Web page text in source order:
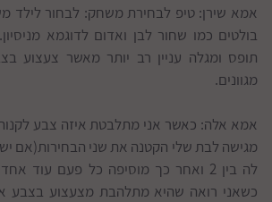
אמא שירן: טיפ לבחירת משחק: לבחור לילד
בולטים כמו שחור לבן ואדום לדוגמא
תופס ומגלה עניין רב יותר מאשר צעצוע
מגוונים.
אמא אלה: כאשר אני מתלבטת איזה צבע
מגישה לבת שלי הקטנה את שני הבחירות(אם יש
כשאני רואה שהיא מתלהבת מצעצוע בצבע